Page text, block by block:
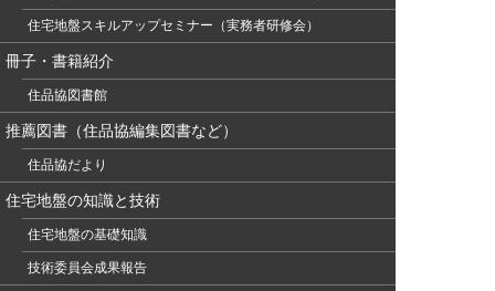
住宅地盤スキルアップセミナー（実務者研修会）
冊子・書籍紹介
住品協図書館
推薦図書（住品協編集図書など）
住品協だより
住宅地盤の知識と技術
住宅地盤の基礎知識
技術委員会成果報告